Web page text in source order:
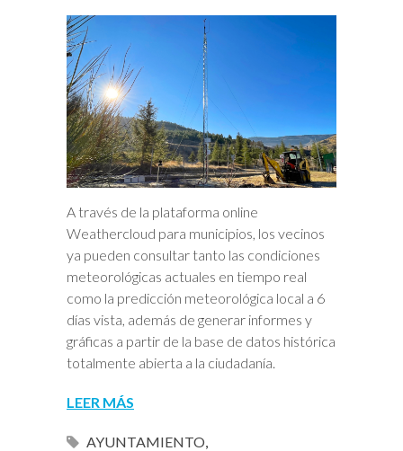
A través de la plataforma online
Weathercloud para municipios, los vecinos
ya pueden consultar tanto las condiciones
meteorológicas actuales en tiempo real
como la predicción meteorológica local a 6
días vista, además de generar informes y
gráficas a partir de la base de datos histórica
totalmente abierta a la ciudadanía.
LEER MÁS
AYUNTAMIENTO,